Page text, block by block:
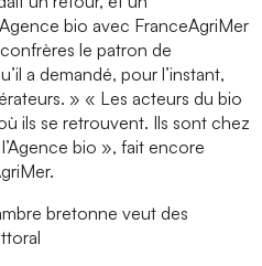
bio avec FranceAgriMer
confrères le patron de
a demandé, pour l’instant,
» « Les acteurs du bio
ils se retrouvent. Ils sont chez
bio », fait encore
bretonne veut des